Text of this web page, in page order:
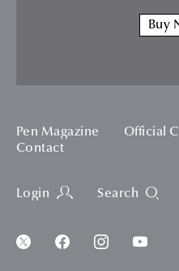
Buy
Pen Magazine Official
Contact
Login Search